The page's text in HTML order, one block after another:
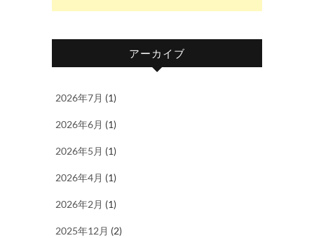
アーカイブ
2026年7月 (1)
2026年6月 (1)
2026年5月 (1)
2026年4月 (1)
2026年2月 (1)
2025年12月 (2)